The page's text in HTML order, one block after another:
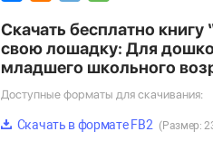
Скачать бесплатно
свою лошадку: Для
младшего школьного
Доступные форматы для скачивания:
Скачать в формате FB2 (Размер: